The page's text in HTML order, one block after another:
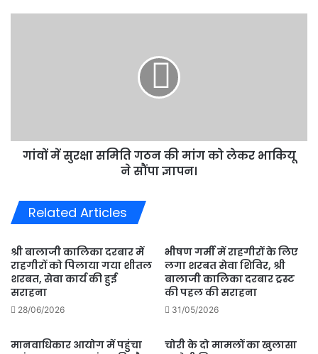
लेकर
भाकियू
ज्ञापन।
गांवों में सुरक्षा समिति गठन की मांग को लेकर भाकियू
ने सौंपा ज्ञापन।
Related Articles
श्री बालाजी कालिका दरबार में
राहगीरों को पिलाया गया शीतल
शरबत, सेवा कार्य की हुई
सराहना
28/06/2026
भीषण गर्मी में राहगीरों के लिए
लगा शरबत सेवा शिविर, श्री
बालाजी कालिका दरबार ट्रस्ट
की पहल की सराहना
31/05/2026
मानवाधिकार आयोग में पहुंचा
चोरी के दो मामलों का खुलासा